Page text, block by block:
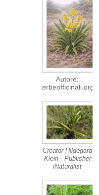
Autore:
erbeofficinali.org
Creator Hildegard
Klein - Publisher
iNaturalist